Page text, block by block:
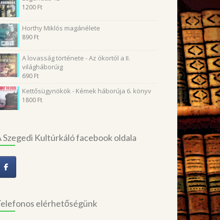
1200 Ft
Horthy Miklós magánélete
890 Ft
A lovasság története - Az ókortól a II.
világháborúig
690 Ft
Kettősügynökök - Kémek háborúja 6. könyv
1800 Ft
Szegedi Kultúrkáló facebook oldala
elérhetőségünk